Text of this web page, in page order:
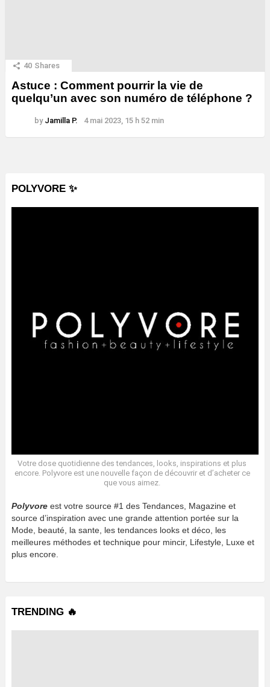
40 Shares
Astuce : Comment pourrir la vie de
quelqu’un avec son numéro de téléphone ?
by Jamilla P. 4 mai 2023, 15 h 52 min
POLYVORE ✨
Votre dose quotidienne des tendances, looks, inspirations et plus
encore. Polyvore est une nouvelle façon de découvrir et d’acheter ce
que vous aimez.
Polyvore est votre source #1 des Tendances, Magazine et
source d’inspiration avec une grande attention portée sur la
Mode, beauté, la sante, les tendances looks et déco, les
meilleures méthodes et technique pour mincir, Lifestyle, Luxe et
plus encore.
TRENDING 🔥